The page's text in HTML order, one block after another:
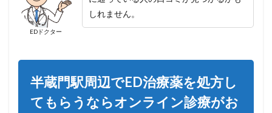
EDドクター
しれません。
半蔵門駅周辺でED治療薬を処方し
てもらうならオンライン診療がお